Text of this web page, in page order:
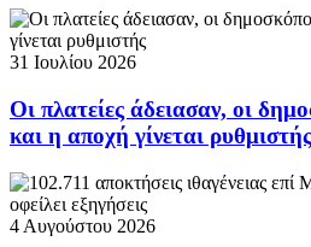
31 Ιουλίου 2026
Οι πλατείες άδειασαν, οι
και η αποχή γίνεται ρυθμιστής
4 Αυγούστου 2026